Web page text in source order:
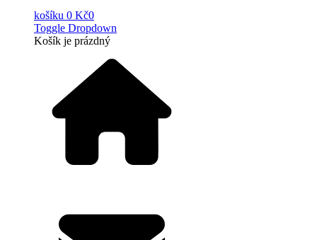
košíku 0 Kč0
Toggle Dropdown
Košík je prázdný